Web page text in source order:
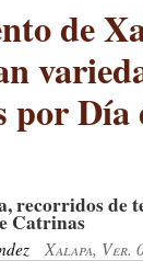
de
por Día
recorridos de
Catrinas
Xalapa, Ver.